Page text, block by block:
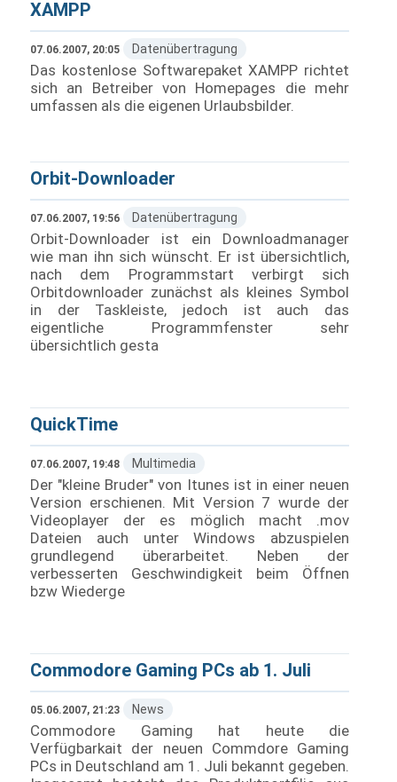
XAMPP
07.06.2007, 20:05 Datenübertragung
Das kostenlose Softwarepaket XAMPP richtet
sich an Betreiber von Homepages die mehr
umfassen als die eigenen Urlaubsbilder.
Orbit-Downloader
07.06.2007, 19:56 Datenübertragung
Orbit-Downloader ist ein Downloadmanager
wie man ihn sich wünscht. Er ist übersichtlich,
nach dem Programmstart verbirgt sich
Orbitdownloader zunächst als kleines Symbol
in der Taskleiste, jedoch ist auch das
eigentliche Programmfenster sehr
übersichtlich gesta
QuickTime
07.06.2007, 19:48 Multimedia
Der "kleine Bruder" von Itunes ist in einer neuen
Version erschienen. Mit Version 7 wurde der
Videoplayer der es möglich macht .mov
Dateien auch unter Windows abzuspielen
grundlegend überarbeitet. Neben der
verbesserten Geschwindigkeit beim Öffnen
bzw Wiederge
Commodore Gaming PCs ab 1. Juli
05.06.2007, 21:23 News
Commodore Gaming hat heute die
Verfügbarkait der neuen Commdore Gaming
PCs in Deutschland am 1. Juli bekannt gegeben.